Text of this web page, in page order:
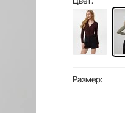
Размер: